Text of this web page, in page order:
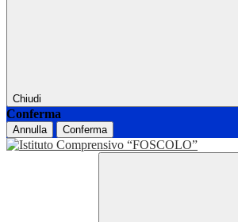
Chiudi
Conferma
Annulla Conferma